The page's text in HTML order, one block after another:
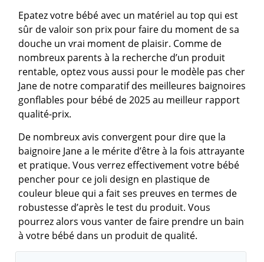
Epatez votre bébé avec un matériel au top qui est
sûr de valoir son prix pour faire du moment de sa
douche un vrai moment de plaisir. Comme de
nombreux parents à la recherche d’un produit
rentable, optez vous aussi pour le modèle pas cher
Jane de notre comparatif des meilleures baignoires
gonflables pour bébé de 2025 au meilleur rapport
qualité-prix.
De nombreux avis convergent pour dire que la
baignoire Jane a le mérite d’être à la fois attrayante
et pratique. Vous verrez effectivement votre bébé
pencher pour ce joli design en plastique de
couleur bleue qui a fait ses preuves en termes de
robustesse d’après le test du produit. Vous
pourrez alors vous vanter de faire prendre un bain
à votre bébé dans un produit de qualité.